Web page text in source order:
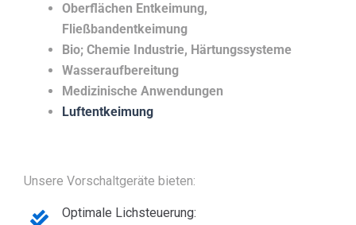
Oberflächen Entkeimung,
Fließbandentkeimung
Bio; Chemie Industrie, Härtungssysteme
Wasseraufbereitung
Medizinische Anwendungen
Luftentkeimung
Unsere Vorschaltgeräte bieten:
Optimale Lichsteuerung: